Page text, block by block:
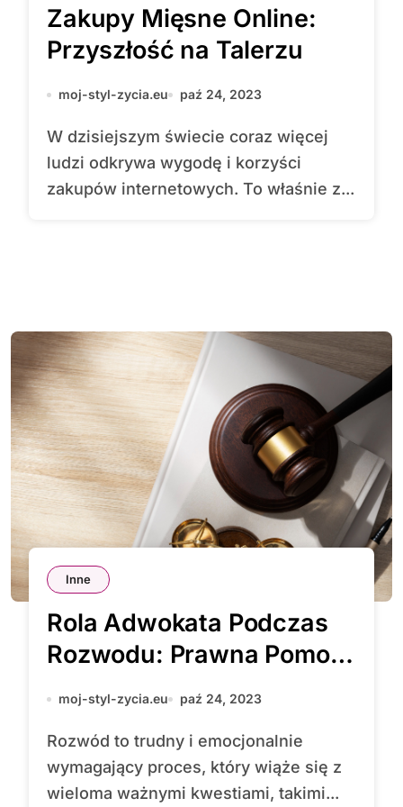
Zakupy Mięsne Online:
Przyszłość na Talerzu
moj-styl-zycia.eu paź 24, 2023
W dzisiejszym świecie coraz więcej
ludzi odkrywa wygodę i korzyści
zakupów internetowych. To właśnie z...
Inne
Rola Adwokata Podczas
Rozwodu: Prawna Pomoc
i Wsparcie
moj-styl-zycia.eu paź 24, 2023
Rozwód to trudny i emocjonalnie
wymagający proces, który wiąże się z
wieloma ważnymi kwestiami, takimi...